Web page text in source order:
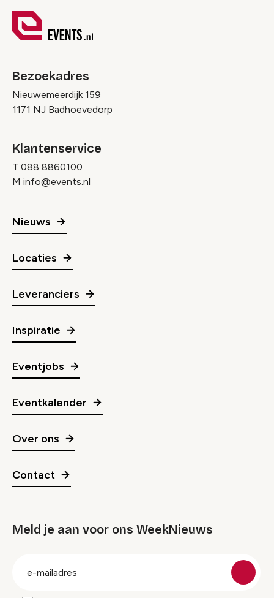
Bezoekadres
Nieuwemeerdijk 159
1171 NJ Badhoevedorp
Klantenservice
T 088 8860100
M info@events.nl
Nieuws
Locaties
Leveranciers
Inspiratie
Eventjobs
Eventkalender
Over ons
Contact
Meld je aan voor ons WeekNieuws